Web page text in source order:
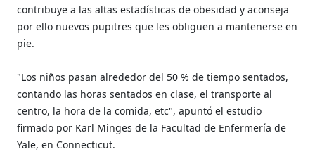
contribuye a las altas estadísticas de obesidad y aconseja
por ello nuevos pupitres que les obliguen a mantenerse en
pie.
"Los niños pasan alrededor del 50 % de tiempo sentados,
contando las horas sentados en clase, el transporte al
centro, la hora de la comida, etc", apuntó el estudio
firmado por Karl Minges de la Facultad de Enfermería de
Yale, en Connecticut.